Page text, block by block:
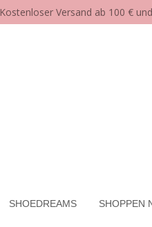
Kostenloser Versand ab 100 €
SHOEDREAMS SHOPPEN